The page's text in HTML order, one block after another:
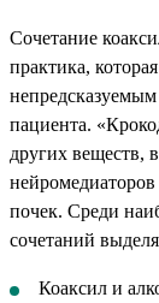
Сочетание
практика,
пациента.
других веществ,
почек. Среди
сочетаний
Коаксил и